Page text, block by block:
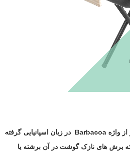
واژه Barbacoa در زبان اسپانیایی گرفته
برش های نازک گوشت در آن برشته یا